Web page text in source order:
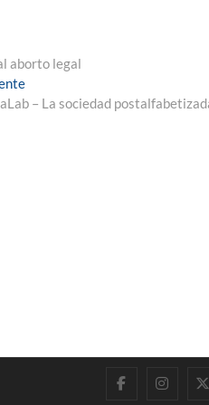
aborto legal
Entrada
siguiente:
– La sociedad
Facebook